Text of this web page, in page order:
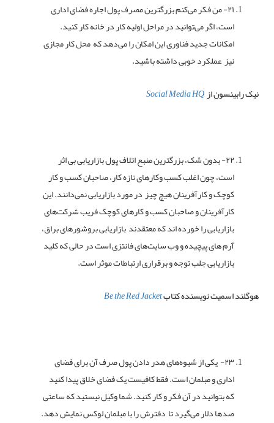
۲۱- من فکر می‌کنم بزرگترین مصرف پول اجاره فضای اداری
است، اگر می‌توانید در مراحل اولیه کار در خانه کار کنید.
امکانات جدید فناوری این امکان را می‌دهد که محل کار مجازی
نیز عملکرد خوبی داشته باشید.
نیک رابینسون ازSocial Media HQ
۲۲- بدون شک، بزرگترین منبع اتلاف پول بازاریابی بی اثر
است، چون اغلب کسب وکارهای تازه کار، صاحبان کسب و کار
کوچک و کارآفرینان هیچ چیز در مورد بازاریابی نمی‌دانند. این
کارآفرینان و صاحبان کسب و کارهای کوچک فریب شرکت‌های
بازاریابی را خورده اند که معتقدند بازاریابی بروشورهای براق،
آرم های پیچیده و وب سایت‌های فانتزی است در حالی که کلید
بازاریابی جلب توجه و برقراری ارتباطات موثر است.
هوگلند اسمیت نویسنده کتابBe the Red Jacket
۲۳- یکی از شیوه‌های هدر دادن پول صرف آن برای فضای
اداری و مبلمان است. فقط کافیست یک فضای خلاق پیدا کنید
که بتوانید در آن فکر و کار کنید. شما وکیل نیستید که ساعتی
صدها دلار می‌گیرد تا دفترش را با مبلمان لوکس نمایش دهد.